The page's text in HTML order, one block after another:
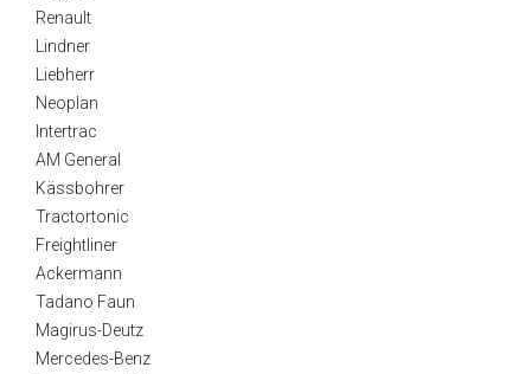
Renault
Lindner
Liebherr
Neoplan
Intertrac
AM General
Kässbohrer
Tractortonic
Freightliner
Ackermann
Tadano Faun
Magirus-Deutz
Mercedes-Benz